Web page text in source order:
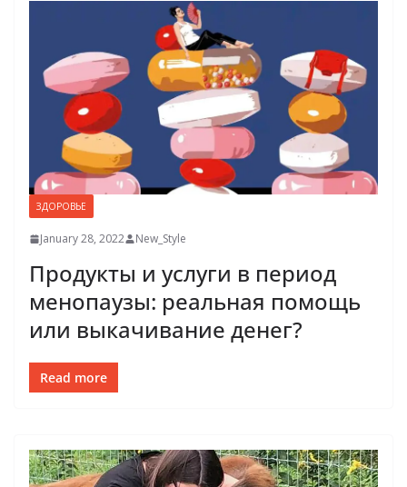
ЗДОРОВЬЕ
January 28, 2022 New_Style
Продукты и услуги в период
менопаузы: реальная помощь
или выкачивание денег?
Read more